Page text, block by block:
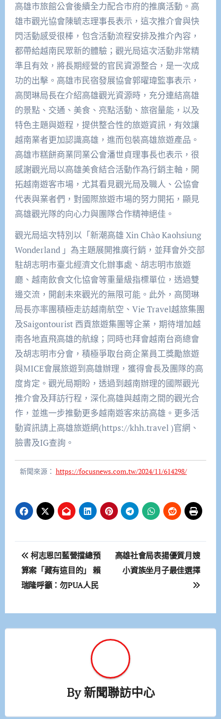
高雄市旅館公會後續全力配合市府的推廣活動。高
雄市觀光協會陳毓志理事長表示，這次推介會與快
閃活動感受很棒，包含活動流程安排及推介內容，
都帶給越南民眾新的體驗；觀光局這次活動非常精
準且有效，將長期經營的官民資源整合，是一次成
功的出擊。高雄市民宿發展協會郭曜瑋監事表示，
高閔琳局長在介紹高雄觀光資源時，充分連結高雄
的景點、交通、美食、亮點活動、旅宿量能，以及
特色主題與遊程，提供整合性的旅遊資訊，有效讓
越南業者更加認識高雄，進而包裝高雄旅遊產品。
高雄市糕餅商業同業公會潘世貞理事長也表示，很
感謝觀光局以高雄美食結合活動作為行銷主軸，開
拓越南遊客市場，尤其看見觀光局及職人、公協會
代表與業者們，對國際旅遊市場的努力開拓，顯見
高雄觀光隊的向心力與團隊合作精神絕佳。
觀光局這次特別以「新潮高雄 Xin Chào Kaohsiung
Wonderland 」為主題展開推廣行銷，並拜會外交部
駐胡志明市臺北經濟文化辦事處、胡志明市旅遊
廳、越南飲食文化協會等重量級指標單位，透過雙
邊交流，開創未來觀光的無限可能。此外，高閔琳
局長亦率團積極走訪越南航空、Vie Travel越旅集團
及Saigontourist 西貢旅遊集團等企業，期待增加越
南各地直飛高雄的航線；同時也拜會越南台商總會
及胡志明市分會，積極爭取台商企業員工獎勵旅遊
與MICE會展旅遊到高雄辦理，獲得會長及團隊的高
度肯定。觀光局期盼，透過到越南辦理的國際觀光
推介會及拜訪行程，深化高雄與越南之間的觀光合
作，並進一步推動更多越南遊客來訪高雄。更多活
動資訊請上高雄旅遊網(https://khh.travel )官網、
臉書及IG查詢。
新聞來源： https://focusnews.com.tw/2024/11/614298/
文
章
導
覽
柯志恩凹藍營擋總預
算案「藏有這目的」 賴
瑞隆呼籲：勿PUA人民
高雄社會局表揚優質月嫂
小資族坐月子最佳選擇
By新聞聯訪中心